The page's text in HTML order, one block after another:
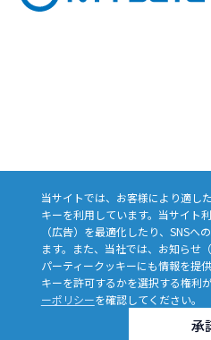
当サイトでは、お客様により適し
キーを利用しています。当サイト
（広告）を最適化したり、SNSへ
ます。また、当社では、お知らせ
パーティークッキーにも情報を提
キーを許可するかを選択する権利
ーポリシーを確認してください。
承